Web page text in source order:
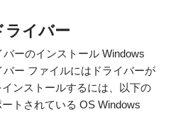
ライバー
ーのインストール Windows
ー ファイルにはドライバーが
ンストールするには、以下の
トされている OS Windows